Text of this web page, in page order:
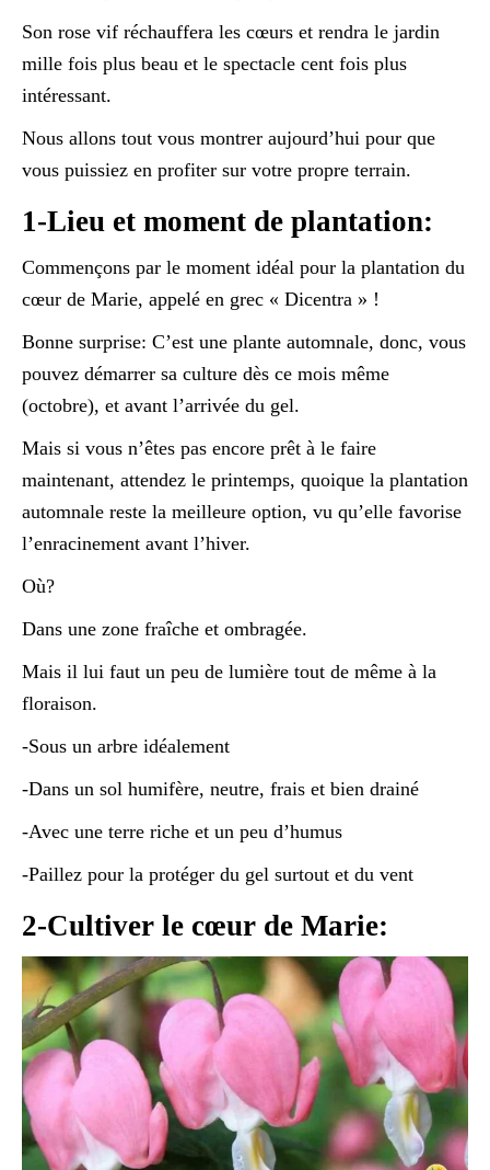
Son rose vif réchauffera les cœurs et rendra le jardin
mille fois plus beau et le spectacle cent fois plus
intéressant.
Nous allons tout vous montrer aujourd’hui pour que
vous puissiez en profiter sur votre propre terrain.
1-Lieu et moment de plantation:
Commençons par le moment idéal pour la plantation du
cœur de Marie, appelé en grec « Dicentra » !
Bonne surprise: C’est une plante automnale, donc, vous
pouvez démarrer sa culture dès ce mois même
(octobre), et avant l’arrivée du gel.
Mais si vous n’êtes pas encore prêt à le faire
maintenant, attendez le printemps, quoique la plantation
automnale reste la meilleure option, vu qu’elle favorise
l’enracinement avant l’hiver.
Où?
Dans une zone fraîche et ombragée.
Mais il lui faut un peu de lumière tout de même à la
floraison.
-Sous un arbre idéalement
-Dans un sol humifère, neutre, frais et bien drainé
-Avec une terre riche et un peu d’humus
-Paillez pour la protéger du gel surtout et du vent
2-Cultiver le cœur de Marie: